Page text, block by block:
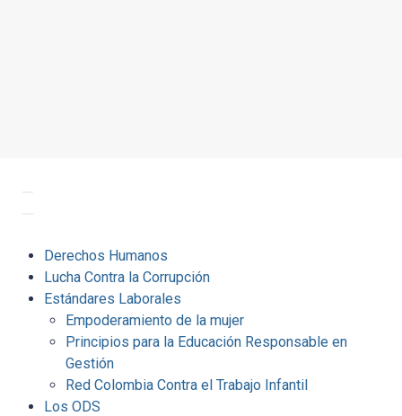
Derechos Humanos
Lucha Contra la Corrupción
Estándares Laborales
Empoderamiento de la mujer
Principios para la Educación Responsable en
Gestión
Red Colombia Contra el Trabajo Infantil
Los ODS